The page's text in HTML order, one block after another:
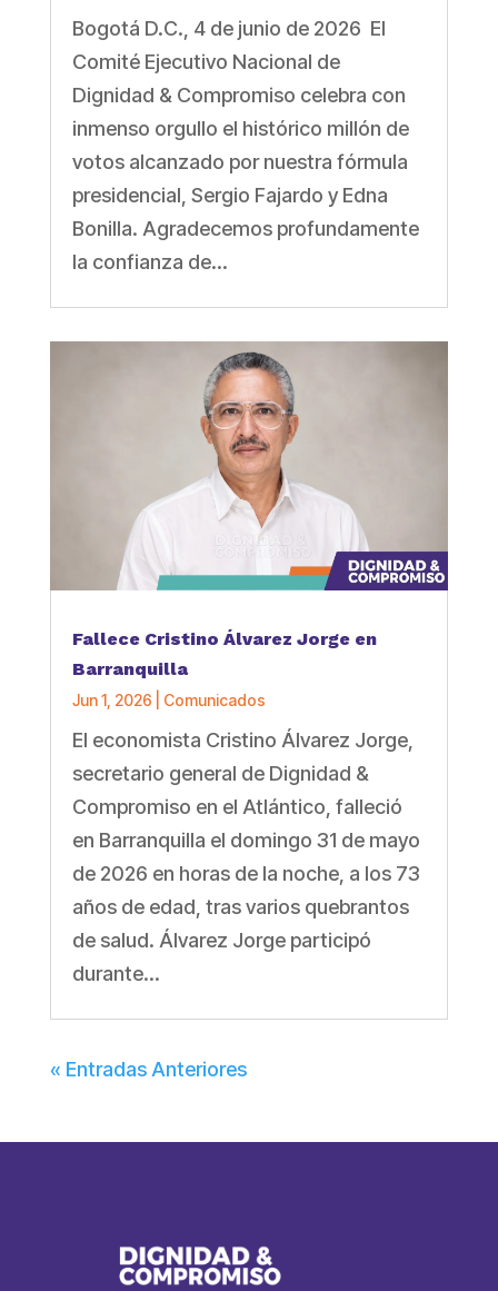
Bogotá D.C., 4 de junio de 2026 El
Comité Ejecutivo Nacional de
Dignidad & Compromiso celebra con
inmenso orgullo el histórico millón de
votos alcanzado por nuestra fórmula
presidencial, Sergio Fajardo y Edna
Bonilla. Agradecemos profundamente
la confianza de...
Fallece Cristino Álvarez Jorge en
Barranquilla
Jun 1, 2026 Comunicados
El economista Cristino Álvarez Jorge,
secretario general de Dignidad &
Compromiso en el Atlántico, falleció
en Barranquilla el domingo 31 de mayo
de 2026 en horas de la noche, a los 73
años de edad, tras varios quebrantos
de salud. Álvarez Jorge participó
durante...
« Entradas Anteriores